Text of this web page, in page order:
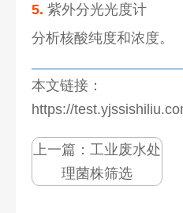
5. 紫外分光光度计
分析核酸纯度和浓度。
本文链接：
https://
上一篇： 工业废水处
理菌株筛选